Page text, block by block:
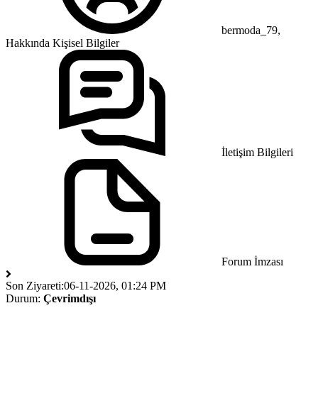
bermoda_79,
Hakkında Kişisel Bilgiler
İletişim Bilgileri
Forum İmzası
Son Ziyareti:06-11-2026, 01:24 PM
Durum: Çevrimdışı